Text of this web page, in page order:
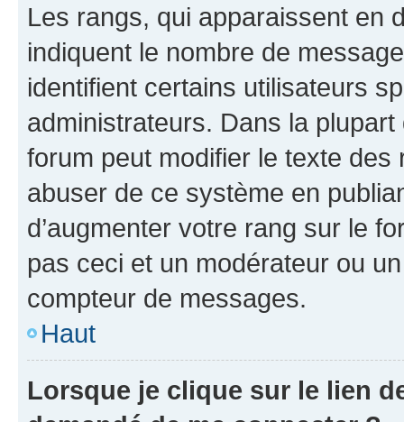
Les rangs, qui apparaissent en
indiquent le nombre de
identifient certains utilisateurs
administrateurs. Dans la
forum peut modifier le texte
abuser de ce système en
d’augmenter votre rang sur le
pas ceci et un modérateur ou
compteur de messages.
Haut
Lorsque je clique sur le lien